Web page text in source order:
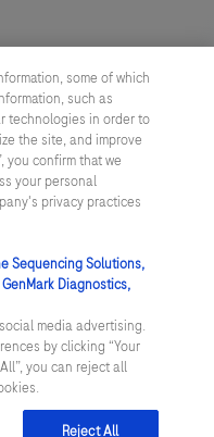
Diagnostics Scandinavia AB)
målgrupp. Det kan
annan information som
verksam i. Observera att
av information som
eller
some of which
such as
technologies in order to
the site, and improve
you confirm that we
your personal
privacy practices
Sequencing Solutions,
Diagnostics,
media advertising.
by clicking “Your
you can reject all
Reject All